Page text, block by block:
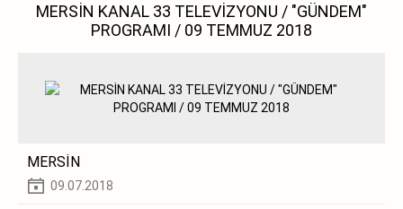
MERSİN KANAL 33 TELEVİZYONU / "GÜNDEM"
PROGRAMI / 09 TEMMUZ 2018
MERSİN
09.07.2018